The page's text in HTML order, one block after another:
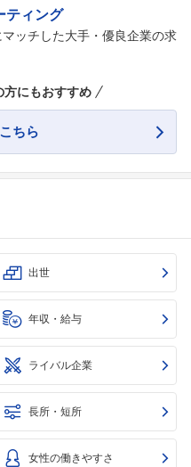
ティング
ッチした大手・優良企業の求
方にもおすすめ
ちら
出世
年収・給与
ライバル企業
長所・短所
女性の働きやすさ